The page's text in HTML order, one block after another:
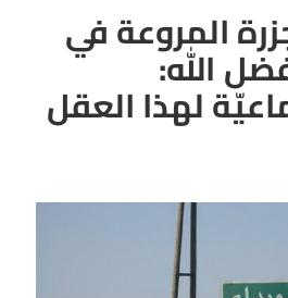
المروعة في
الله:
لهذا العقل